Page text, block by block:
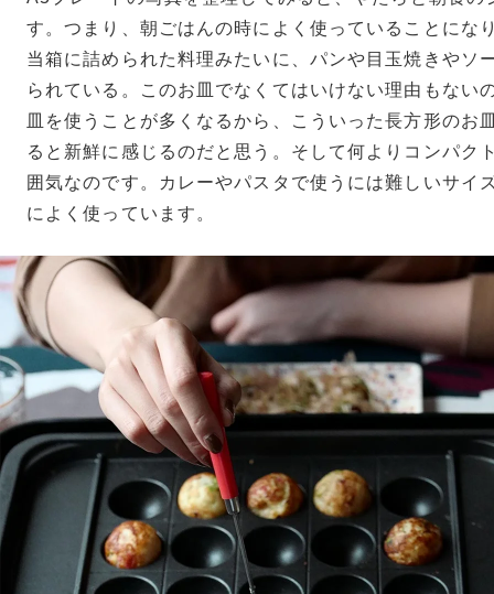
す。つまり、朝ごはんの時によく使っていることにな
当箱に詰められた料理みたいに、パンや目玉焼きやソ
られている。このお皿でなくてはいけない理由もない
皿を使うことが多くなるから、こういった長方形のお
ると新鮮に感じるのだと思う。そして何よりコンパク
囲気なのです。カレーやパスタで使うには難しいサイ
によく使っています。